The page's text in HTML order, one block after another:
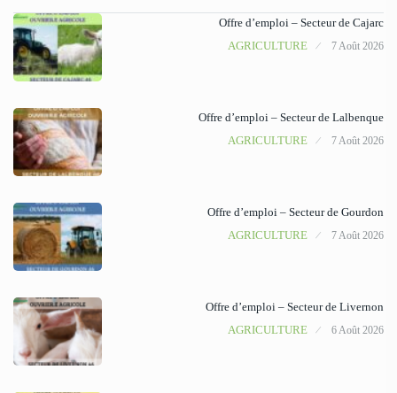
Offre d’emploi – Secteur de Cajarc
AGRICULTURE
7 Août 2026
Offre d’emploi – Secteur de Lalbenque
AGRICULTURE
7 Août 2026
Offre d’emploi – Secteur de Gourdon
AGRICULTURE
7 Août 2026
Offre d’emploi – Secteur de Livernon
AGRICULTURE
6 Août 2026